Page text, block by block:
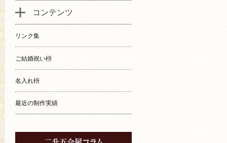
コンテンツ
リンク集
ご結婚祝い枡
名入れ枡
最近の制作実績